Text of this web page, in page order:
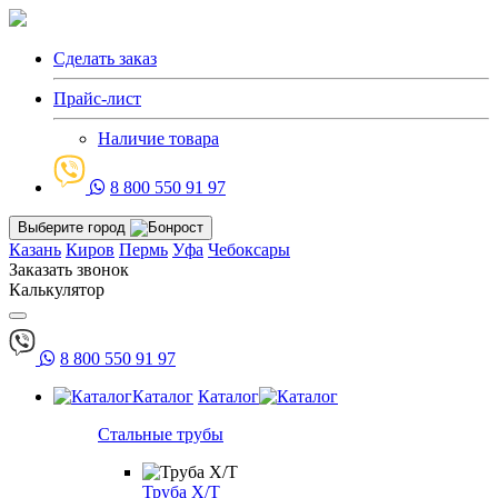
Сделать заказ
Прайс-лист
Наличие товара
8 800 550 91 97
Выберите город
Казань Киров Пермь Уфа Чебоксары
Заказать звонок
Калькулятор
8 800 550 91 97
Каталог Каталог
Стальные трубы
Труба Х/Т